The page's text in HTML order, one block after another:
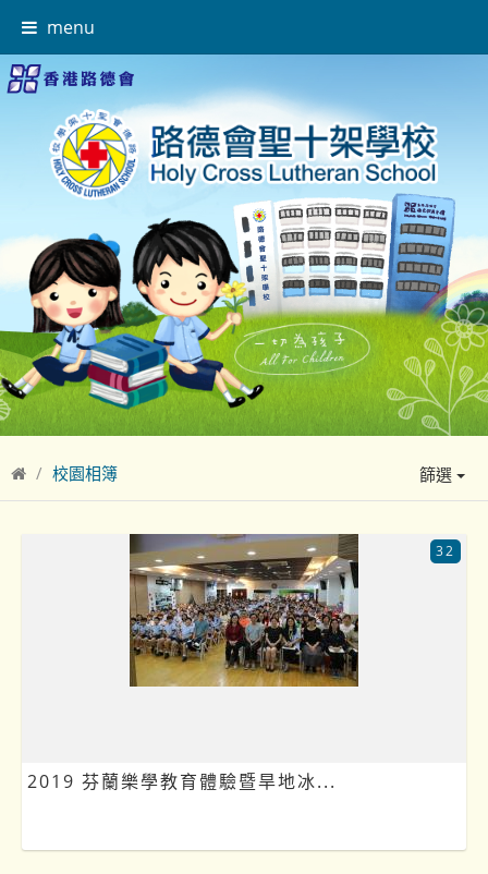
menu
校園相簿 篩選
2019 芬蘭樂學教育體驗暨旱地冰...
32